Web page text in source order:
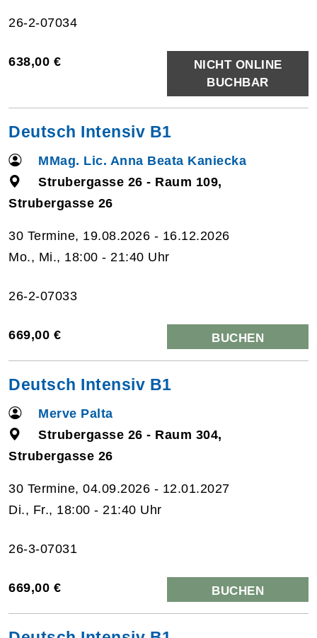
26-2-07034
638,00 €
NICHT ONLINE
BUCHBAR
Deutsch Intensiv B1
MMag. Lic. Anna Beata Kaniecka
Strubergasse 26 - Raum 109,
Strubergasse 26
30 Termine, 19.08.2026 - 16.12.2026
Mo., Mi., 18:00 - 21:40 Uhr
26-2-07033
669,00 € BUCHEN
Deutsch Intensiv B1
Merve Palta
Strubergasse 26 - Raum 304,
Strubergasse 26
30 Termine, 04.09.2026 - 12.01.2027
Di., Fr., 18:00 - 21:40 Uhr
26-3-07031
669,00 € BUCHEN